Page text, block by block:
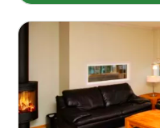
Vestfold (1)
Vestland (223)
Entfernung 1